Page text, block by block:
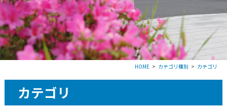
HOME カテゴリ種別 カテゴリ
カテゴリ